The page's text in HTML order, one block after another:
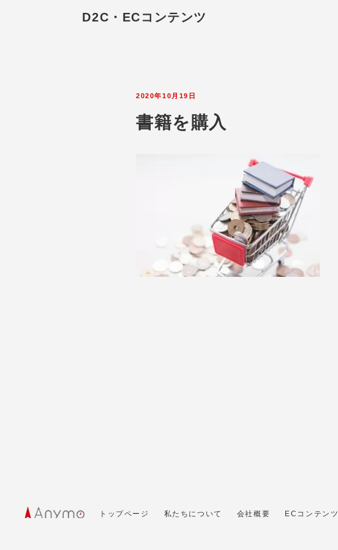
D2C・ECコンテンツ
2020年10月19日
書籍を購入
トップページ 私たちについて 会社概要 ECコンテンツ